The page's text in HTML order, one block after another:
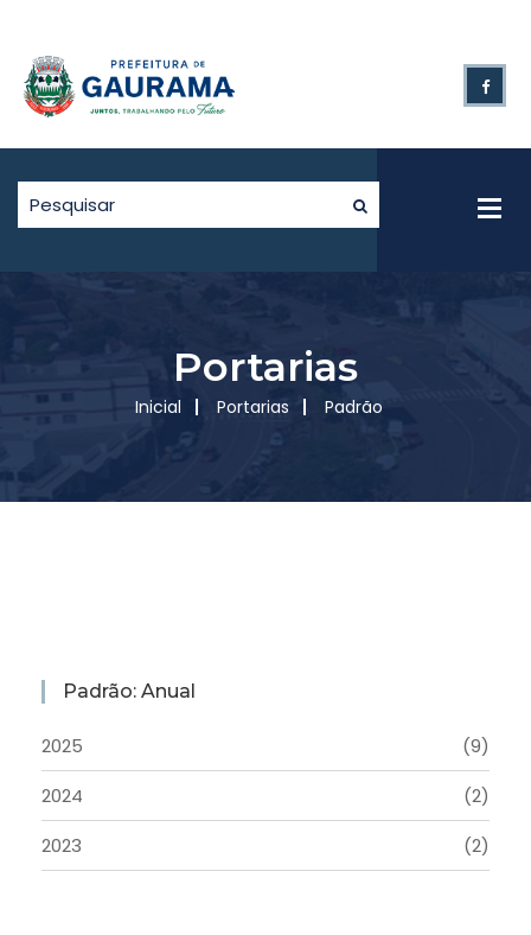
Portarias
Inicial Portarias Padrão
Padrão: Anual
2025
(9)
2024
(2)
2023
(2)